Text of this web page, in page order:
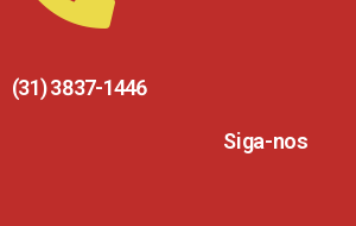
(31) 3837-1446
Siga-nos